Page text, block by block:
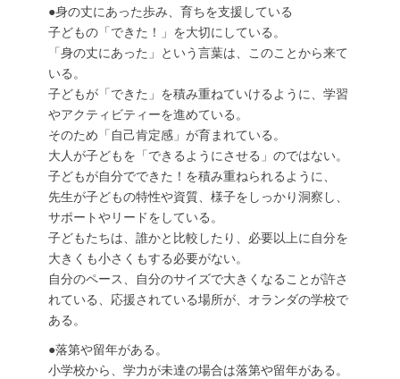
●身の丈にあった歩み、育ちを支援している
子どもの「できた！」を大切にしている。
「身の丈にあった」という言葉は、このことから来て
いる。
子どもが「できた」を積み重ねていけるように、学習
やアクティビティーを進めている。
そのため「自己肯定感」が育まれている。
大人が子どもを「できるようにさせる」のではない。
子どもが自分でできた！を積み重ねられるように、
先生が子どもの特性や資質、様子をしっかり洞察し、
サポートやリードをしている。
子どもたちは、誰かと比較したり、必要以上に自分を
大きくも小さくもする必要がない。
自分のペース、自分のサイズで大きくなることが許さ
れている、応援されている場所が、オランダの学校で
ある。
●落第や留年がある。
小学校から、学力が未達の場合は落第や留年がある。